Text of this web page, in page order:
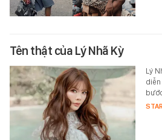
Tên thật của Lý Nhã Kỳ
Lý
STAR